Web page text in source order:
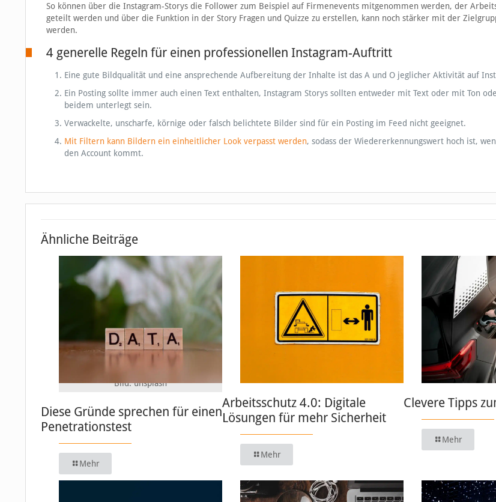
So können über die Instagram-Storys die Follower zum Beispiel auf Firmenevents mitgenommen werden, der
geteilt werden und über die Funktion in der Story Fragen und Quizze zu erstellen, kann noch stärker mit der
werden.
4 generelle Regeln für einen professionellen Instagram-Auftritt
Eine gute Bildqualität und eine ansprechende Aufbereitung der Inhalte ist das A und O jeglicher Aktivität auf
Ein Posting sollte immer auch einen Text enthalten, Instagram Storys sollten entweder mit Text oder mit Ton
beidem unterlegt sein.
Verwackelte, unscharfe, körnige oder falsch belichtete Bilder sind für ein Posting im Feed nicht geeignet.
Mit Filtern kann Bildern ein einheitlicher Look verpasst werden, sodass der Wiedererkennungswert hoch ist,
den Account kommt.
Ähnliche Beiträge
Bild: unsplash
Diese Gründe sprechen für einen
Penetrationstest
Mehr
Arbeitsschutz 4.0: Digitale
Lösungen für mehr Sicherheit
Mehr
Clevere Tipps
Mehr